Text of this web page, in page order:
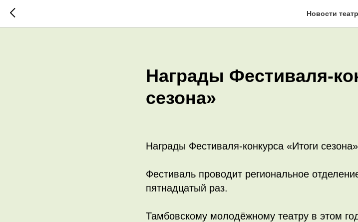
Новости
Награды Фестиваля-
сезона»
Награды Фестиваля-конкурса «Итоги сезона»
Фестиваль проводит региональное
пятнадцатый раз.
Тамбовскому молодёжному театру в этом